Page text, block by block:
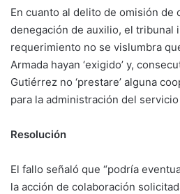
En cuanto al delito de omisión de
denegación de auxilio, el tribunal
requerimiento no se vislumbra
Armada hayan ‘exigido’ y,
Gutiérrez no ‘prestare’ alguna
para la administración del servicio
Resolución
El fallo señaló que “podría
la acción de colaboración